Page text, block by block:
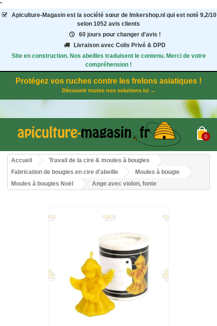
"
Apiculture-Magasinest la société sœur de Imkershop.nl qui est noté 9,2/10
selon 1052 avis clients
60 jours pour changer d'avis !
Livraison avec Colis Privé & DPD
Site en construction. Nos abeilles traduisent le contenu. Merci de votre
compréhension !
Protégez vos ruches contre les frelons asiatiques !
Découvrir toutes nos solutions ici →
0
Accueil
Travail de la cire & moules à bougies
Fabrication de bougies en cire d'abeille
Moules à bougie
Moules à bougies Noël
Ange avec violon, fonte